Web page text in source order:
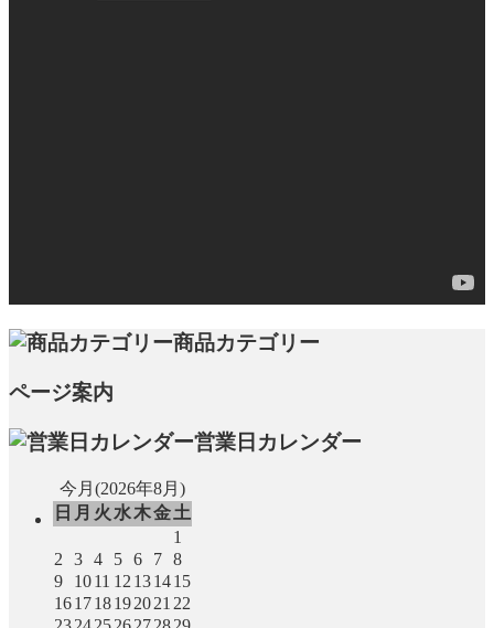
商品カテゴリー
ページ案内
営業日カレンダー
今月(2026年8月)
日 月 火 水木金土
1
2
3 4 5 6 7 8
9
1011 12 131415
161718192021 22